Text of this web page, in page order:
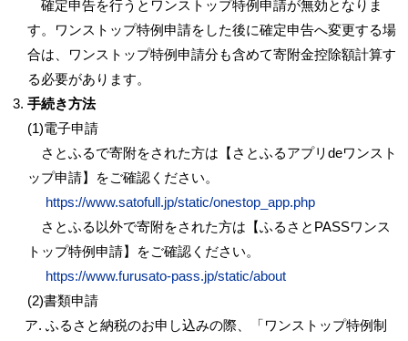
確定申告を行うとワンストップ特例申請が無効となりま
す。ワンストップ特例申請をした後に確定申告へ変更する場
合は、ワンストップ特例申請分も含めて寄附金控除額計算す
る必要があります。
手続き方法
(1)電子申請
さとふるで寄附をされた方は【さとふるアプリdeワンスト
ップ申請】をご確認ください。
https://www.satofull.jp/static/onestop_app.php
さとふる以外で寄附をされた方は【ふるさとPASSワンス
トップ特例申請】をご確認ください。
https://www.furusato-pass.jp/static/about
(2)書類申請
ふるさと納税のお申し込みの際、「ワンストップ特例制